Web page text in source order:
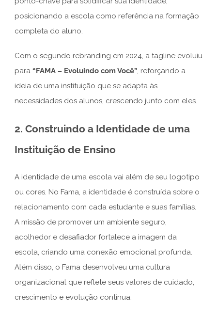
posicionando a escola como referência na formação
completa do aluno.
Com o segundo rebranding em 2024, a tagline evoluiu
para “FAMA – Evoluindo com Você”, reforçando a
ideia de uma instituição que se adapta às
necessidades dos alunos, crescendo junto com eles.
2. Construindo a Identidade de uma
Instituição de Ensino
A identidade de uma escola vai além de seu logotipo
ou cores. No Fama, a identidade é construída sobre o
relacionamento com cada estudante e suas famílias.
A missão de promover um ambiente seguro,
acolhedor e desafiador fortalece a imagem da
escola, criando uma conexão emocional profunda.
Além disso, o Fama desenvolveu uma cultura
organizacional que reflete seus valores de cuidado,
crescimento e evolução contínua.